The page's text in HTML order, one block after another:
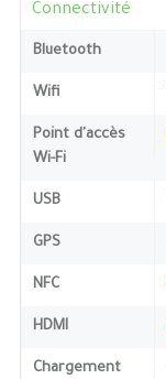
Connectivité
Bluetooth
Wifi
Point d'accès
Wi-Fi
USB
GPS
NFC
HDMI
Chargement